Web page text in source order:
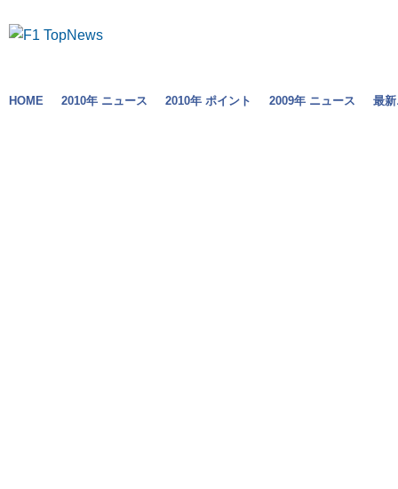
HOME 2010年 ニュース 2010年 ポイント 2009年 ニュース 最